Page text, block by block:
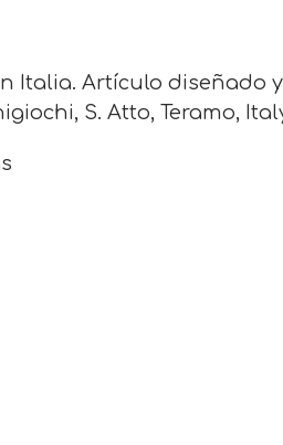
Italia. Artículo diseñado
S. Atto, Teramo,